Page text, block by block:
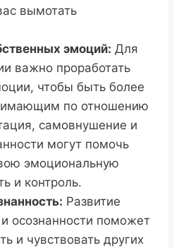
вымотать
эмоций: Для
важно проработать
чтобы быть более
по отношению
самовнушение и
могут помочь
эмоциональную
и контроль.
Развитие
осознанности поможет
и чувствовать других